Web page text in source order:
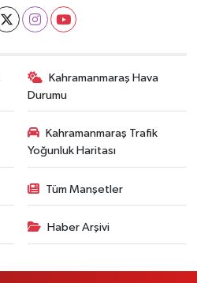
Kahramanmaraş Hava
Durumu
Kahramanmaraş Trafik
Yoğunluk Haritası
Tüm Manşetler
Haber Arşivi